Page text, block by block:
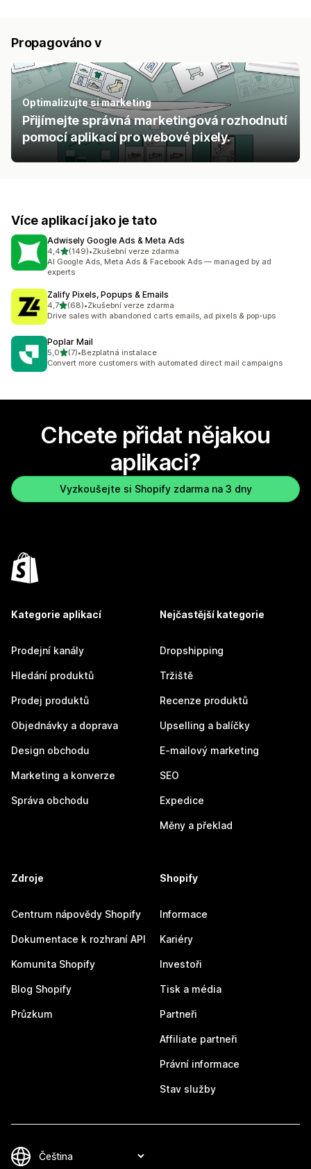
Propagováno v
Optimalizujte si marketing
Přijímejte správná marketingová rozhodnutí
pomocí aplikací pro webové pixely.
Více aplikací jako je tato
Adwisely Google Ads & Meta Ads
4,4z 5 hvězd
(149)
Celkový počet recenzí: 149
•Zkušební verze zdarma
AI Google Ads, Meta Ads & Facebook Ads — managed by ad
experts
Zalify Pixels, Popups & Emails
4,7z 5 hvězd
(68)
Celkový počet recenzí: 68
•Zkušební verze zdarma
Drive sales with abandoned carts emails, ad pixels & pop-ups
Poplar Mail
5,0z 5 hvězd
(7)
Celkový počet recenzí: 7
•Bezplatná instalace
Convert more customers with automated direct mail campaigns
Chcete přidat nějakou
aplikaci?
Vyzkoušejte si Shopify zdarma na 3 dny
Kategorie aplikací
Prodejní kanály
Hledání produktů
Prodej produktů
Objednávky a doprava
Design obchodu
Marketing a konverze
Správa obchodu
Nejčastější kategorie
Dropshipping
Tržiště
Recenze produktů
Upselling a balíčky
E-mailový marketing
SEO
Expedice
Měny a překlad
Zdroje
Centrum nápovědy Shopify
Dokumentace k rozhraní API
Komunita Shopify
Blog Shopify
Průzkum
Shopify
Informace
Kariéry
Investoři
Tisk a média
Partneři
Affiliate partneři
Právní informace
Stav služby